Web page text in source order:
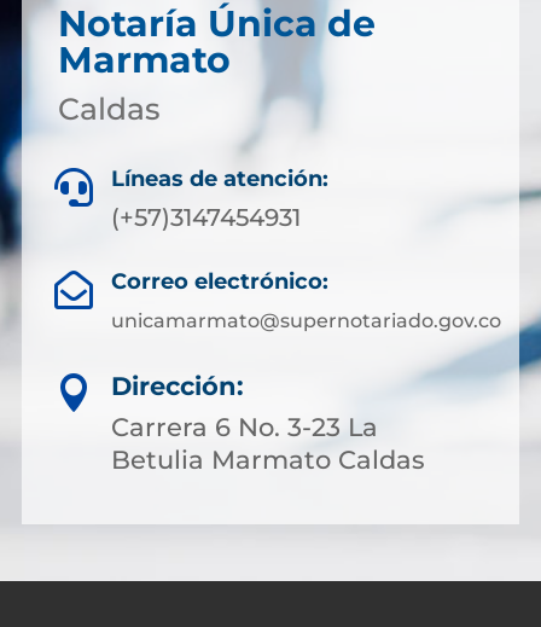
Notaría Única de
Marmato
Caldas
 Líneas de atención:
(+57)3147454931
 Correo electrónico:
unicamarmato@supernotariado.gov.co

Dirección:
Carrera 6 No. 3-23 La
Betulia Marmato Caldas